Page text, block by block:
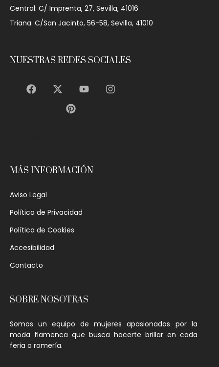
Central: C/ Imprenta, 27, Sevilla, 41016
Triana: C/San Jacinto, 56-58, Sevilla, 41010
NUESTRAS REDES SOCIALES
MÁS INFORMACIÓN
Aviso Legal
Política de Privacidad
Política de Cookies
Accesibilidad
Contacto
SOBRE NOSOTRAS
Somos un equipo de mujeres apasionadas por la
moda flamenca que busca hacerte brillar en cada
feria o romería.